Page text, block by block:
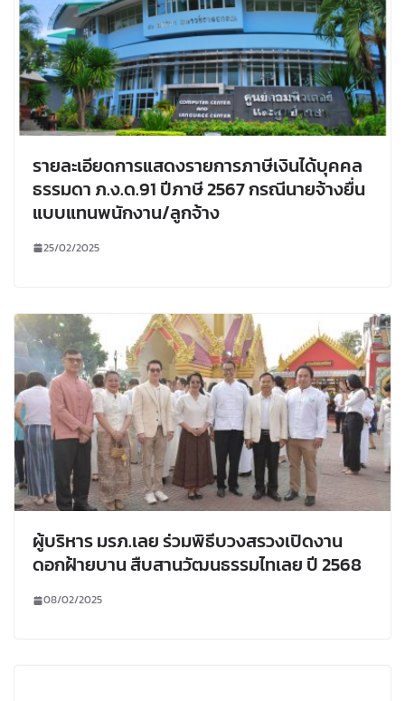
รายละเอียดการแสดงรายการภาษีเงินได้บุคคล
ธรรมดา ภ.ง.ด.91 ปีภาษี 2567 กรณีนายจ้างยื่น
แบบแทนพนักงาน/ลูกจ้าง
25/02/2025
ผู้บริหาร มรภ.เลย ร่วมพิธีบวงสรวงเปิดงาน
ดอกฝ้ายบาน สืบสานวัฒนธรรมไทเลย ปี 2568
08/02/2025